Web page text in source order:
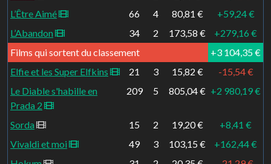
L’Être Aimé
66 4 80,81 €
+59,24 €
L’Abandon
34 2 173,58 €
+279,16 €
Films qui sortent du classement
+3 104,35 €
Elfie et les Super Elfkins
21 3 15,82 €
-15,54 €
Le Diable s'habille en
Prada 2
209 5 805,04 € +2 980,19 €
Sorda 15 2 19,20 €
+8,41 €
Vivaldi et moi
49 3 103,15 €
+162,44 €